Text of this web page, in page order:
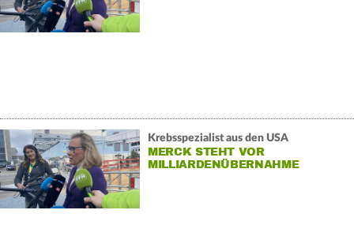
Krebsspezialist aus den USA
MERCK STEHT VOR
MILLIARDENÜBERNAHME